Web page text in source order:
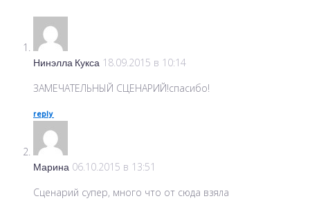
Нинэлла Кукса 18.09.2015 в 10:14
ЗАМЕЧАТЕЛЬНЫЙ СЦЕНАРИЙ!спасибо!
reply
Марина 06.10.2015 в 13:51
Сценарий супер, много что от сюда взяла